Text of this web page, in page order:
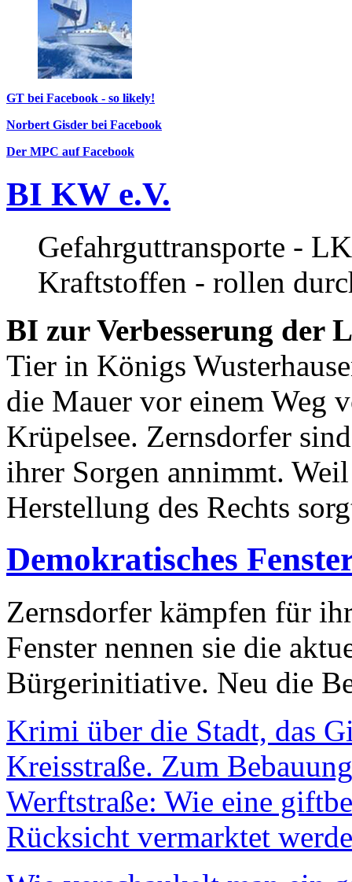
GT bei Facebook - so likely!
Norbert Gisder bei Facebook
Der MPC auf Facebook
BI KW e.V.
Gefahrguttransporte -
Kraftstoffen - rollen
BI zur Verbesserung der
Tier in Königs
die Mauer vor einem Weg
Krüpelsee. Zernsdorfer
ihrer Sorgen annimmt.
Herstellung des Rechts
Demokratisches
Zernsdorfer kämpfen für
Fenster nennen sie die
Bürgerinitiative. Neu die
Krimi über die Stadt, das
Kreisstraße. Zum
Werftstraße: Wie eine
Rücksicht vermarktet